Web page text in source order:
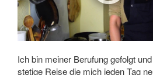
Ich bin meiner Berufung gefolgt
stetige Reise die mich jeden Tag